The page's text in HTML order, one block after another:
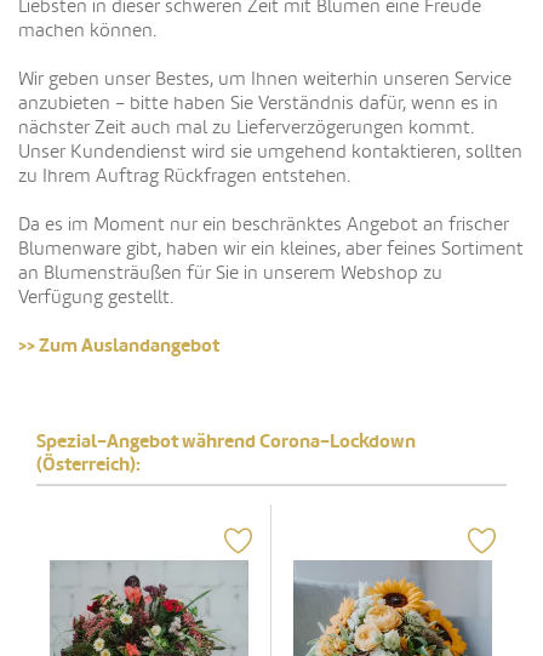
Liebsten in dieser schweren Zeit mit Blumen eine Freude
machen können.
Wir geben unser Bestes, um Ihnen weiterhin unseren Service
anzubieten – bitte haben Sie Verständnis dafür, wenn es in
nächster Zeit auch mal zu Lieferverzögerungen kommt.
Unser Kundendienst wird sie umgehend kontaktieren, sollten
zu Ihrem Auftrag Rückfragen entstehen.
Da es im Moment nur ein beschränktes Angebot an frischer
Blumenware gibt, haben wir ein kleines, aber feines Sortiment
an Blumensträußen für Sie in unserem Webshop zu
Verfügung gestellt.
>> Zum Auslandangebot
Spezial-Angebot während Corona-Lockdown
(Österreich):